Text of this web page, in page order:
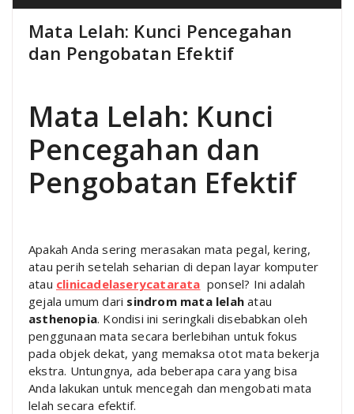
Mata Lelah: Kunci Pencegahan
dan Pengobatan Efektif
Mata Lelah: Kunci
Pencegahan dan
Pengobatan Efektif
Apakah Anda sering merasakan mata pegal, kering,
atau perih setelah seharian di depan layar komputer
atau clinicadelaserycatarata ponsel? Ini adalah
gejala umum dari sindrom mata lelah atau
asthenopia. Kondisi ini seringkali disebabkan oleh
penggunaan mata secara berlebihan untuk fokus
pada objek dekat, yang memaksa otot mata bekerja
ekstra. Untungnya, ada beberapa cara yang bisa
Anda lakukan untuk mencegah dan mengobati mata
lelah secara efektif.